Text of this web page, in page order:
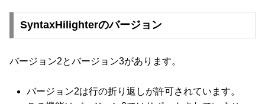
SyntaxHilighterのバージョン
バージョン2とバージョン3があります。
バージョン2は行の折り返しが許可されています。